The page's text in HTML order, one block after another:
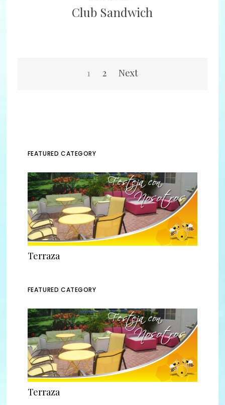
Club Sandwich
1 2 Next
FEATURED CATEGORY
Terraza
FEATURED CATEGORY
Terraza